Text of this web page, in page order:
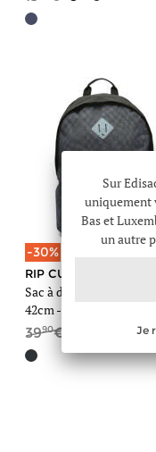
-30%
RIP CURL
Sac à dos 1
42cm -
3990
Sur
uniquement
Bas et
un autre
Je